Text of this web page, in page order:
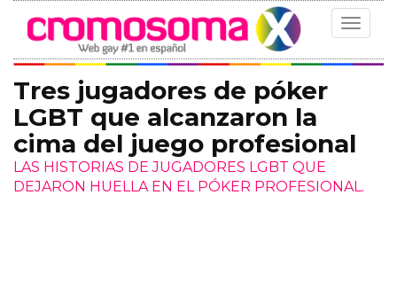
Toggle
Tres jugadores de póker
LGBT que alcanzaron la
cima del juego profesional
LAS HISTORIAS DE JUGADORES LGBT QUE
DEJARON HUELLA EN EL PÓKER PROFESIONAL.